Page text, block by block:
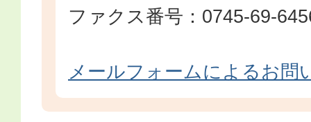
ファクス番号：0745-69-
メールフォームによるお問